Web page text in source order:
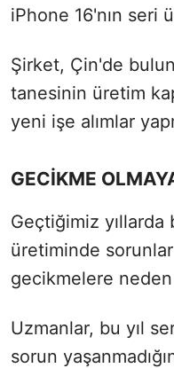
iPhone 16'nın seri
Şirket, Çin'de
tanesinin üretim
yeni işe alımlar
GECİKME
Geçtiğimiz yıllarda
üretiminde
gecikmelere
Uzmanlar, bu yıl
sorun